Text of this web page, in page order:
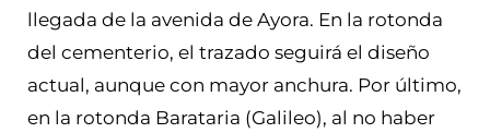
llegada de la avenida de Ayora. En la rotonda
del cementerio, el trazado seguirá el diseño
actual, aunque con mayor anchura. Por último,
en la rotonda Barataria (Galileo), al no haber